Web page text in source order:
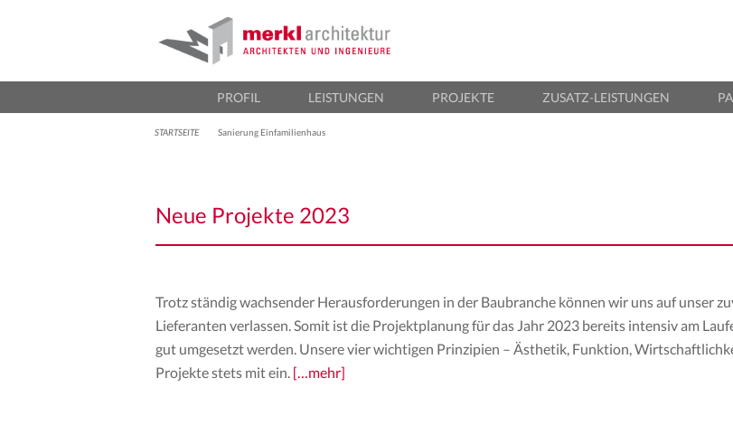
PROFIL LEISTUNGEN PROJEKTE ZUSATZ-LEISTUNGEN
STARTSEITE Sanierung Einfamilienhaus
Neue Projekte 2023
Trotz ständig wachsender Herausforderungen in der Baubranche können wir uns auf unser
Lieferanten verlassen. Somit ist die Projektplanung für das Jahr 2023 bereits intensiv am
gut umgesetzt werden. Unsere vier wichtigen Prinzipien – Ästhetik, Funktion,
Projekte stets mit ein. […mehr]